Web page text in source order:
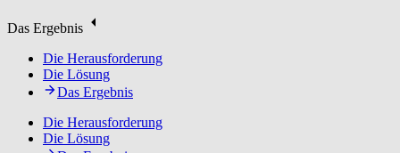
Das Ergebnis
Die Herausforderung
Die Lösung
Das Ergebnis
Die Herausforderung
Die Lösung